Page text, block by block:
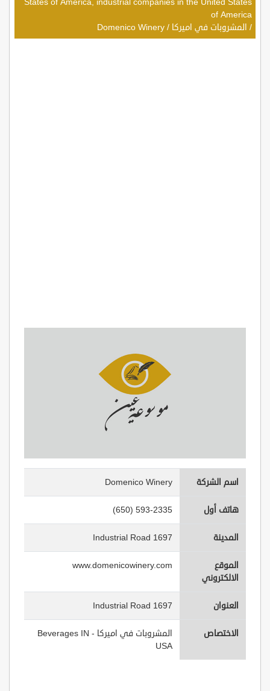
of America
/ المشروبات في اميركا /
Domenico Winery
اسم الشركة Domenico Winery
هاتف أول (650) 593-2335
المدينة 1697 Industrial Road
الموقع
الالكتروني
www.domenicowinery.com
العنوان 1697 Industrial Road
الاختصاص
المشروبات في اميركا - Beverages IN
USA